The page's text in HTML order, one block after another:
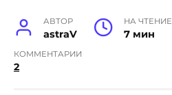
АВТОР
astraV
НА ЧТЕНИЕ
7 мин
КОММЕНТАРИИ
2